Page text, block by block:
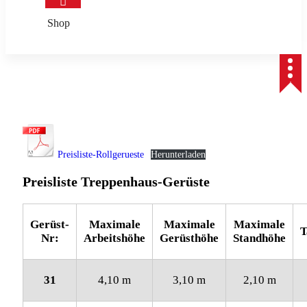
Shop
Preisliste-Rollgerueste Herunterladen
Preisliste Treppenhaus-Gerüste
Gerüst-
Nr:
Maximale
Arbeitshöhe
Maximale
Gerüsthöhe
Maximale
Standhöhe
31 4,10 m 3,10 m 2,10 m